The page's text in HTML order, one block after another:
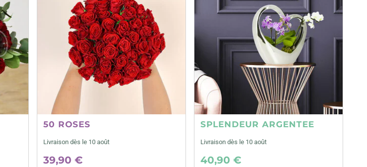
50 ROSES
Livraison dès le 10 août
39,90 €
SPLENDEUR ARGENTEE
Livraison dès le 10 août
40,90 €